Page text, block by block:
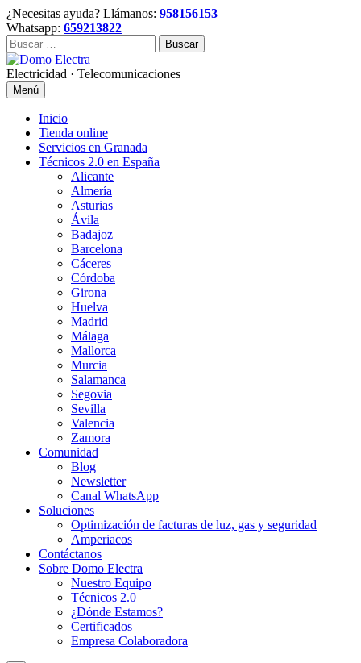
Skip
to
content
¿Necesitas ayuda? Llámanos: 958156153
Whatsapp: 659213822
Buscar:
Electricidad · Telecomunicaciones
Menú
Inicio
Tienda online
Servicios en Granada
Técnicos 2.0 en España
Alicante
Almería
Asturias
Ávila
Badajoz
Barcelona
Cáceres
Córdoba
Girona
Huelva
Madrid
Málaga
Mallorca
Murcia
Salamanca
Segovia
Sevilla
Valencia
Zamora
Comunidad
Blog
Newsletter
Canal WhatsApp
Soluciones
Optimización de facturas de luz, gas y seguridad
Amperiacos
Contáctanos
Sobre Domo Electra
Nuestro Equipo
Técnicos 2.0
¿Dónde Estamos?
Certificados
Empresa Colaboradora